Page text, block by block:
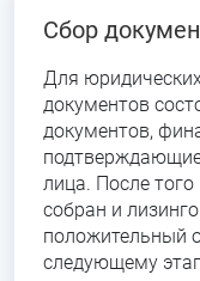
Сбор
Для
документов
документов,
лица. После того
собран и
положительный
следующему